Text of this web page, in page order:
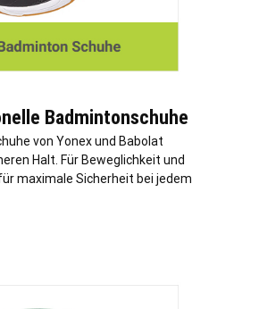
Badmintonschuhe
von Yonex und Babolat
Halt. Für Beweglichkeit und
maximale Sicherheit bei jedem